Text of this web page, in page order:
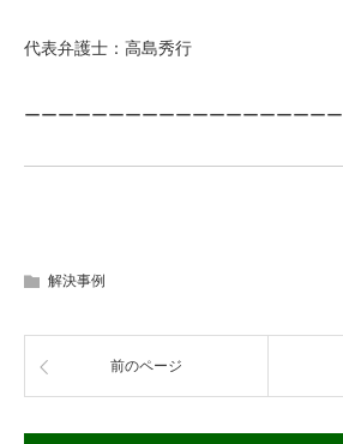
代表弁護士：高島秀行
ーーーーーーーーーーーーーーーーーーー
解決事例
前のページ